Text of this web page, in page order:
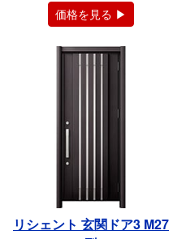
価格を見る ▶
リシェント 玄関ドア3 M27